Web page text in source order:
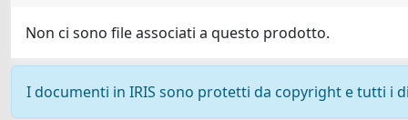
Non ci sono file associati a questo prodotto.
I documenti in IRIS sono protetti da copyright e tutti i